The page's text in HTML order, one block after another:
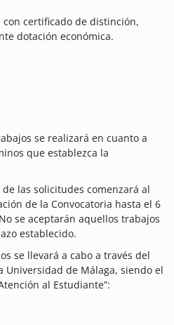
certificado de distinción,
dotación económica.
se realizará en cuanto a
que establezca la
las solicitudes comenzará al
de la Convocatoria hasta el 6
se aceptarán aquellos trabajos
establecido.
se llevará a cabo a través del
Universidad de Málaga, siendo el
al Estudiante”: